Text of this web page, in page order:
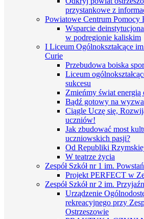
przystankowe z
Powiatowe Centrum Pomocy
Wsparcie
w podregionie kaliskim
I Liceum Ogólnokształcące
Curie
Przebudowa boiska
Liceum
sukcesu
Zmieńmy świat energią
Bądź gotowy na
Ciągle Uczę się,
uczniów!
Jak zbudować most
uczniowskich pasji?
Od Republiki
W teatrze życia
Zespół Szkół nr 1 im.
Projekt PERFECT w
Zespół Szkół nr 2 im.
Urządzenie
rekreacyjnego przy
Ostrzeszowie